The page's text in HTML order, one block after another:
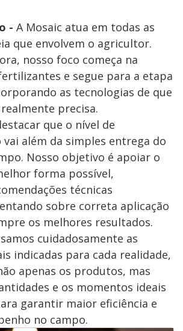
- A Mosaic atua em todas as
que envolvem o agricultor.
nosso foco começa na
e segue para a etapa
as tecnologias de que
precisa.
que o nível de
vai além da simples entrega do
Nosso objetivo é apoiar o
forma possível,
técnicas
sobre correta aplicação
os melhores resultados.
cuidadosamente as
indicadas para cada realidade,
apenas os produtos, mas
e os momentos ideais
garantir maior eficiência e
no campo.